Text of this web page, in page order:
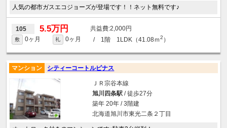
人気の都市ガスエコジョーズが登場です！！ネット無料です♪
105 5.5万円 2,000円
敷 0ヶ月 礼 0ヶ月 / 1階 1LDK（41.08ｍ2 ）
マンション シティーコートルピナス
ＪＲ宗谷本線
旭川四条駅/ 徒歩27分
築年 20年 / 3階建
北海道旭川市東光二条２丁目